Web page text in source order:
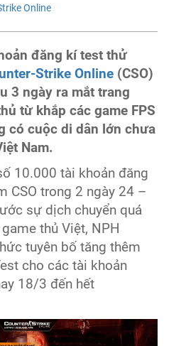
Online
đăng kí test thử
Strike Online (CSO)
3 ngày ra mắt trang
từ khắp các game FPS
có cuộc di dân lớn chưa
Nam.
10.000 tài khoản đăng
CSO trong 2 ngày 24 –
sự dịch chuyển quá
thủ Việt, NPH
tuyên bố tăng thêm
cho các tài khoản
18/3 đến hết